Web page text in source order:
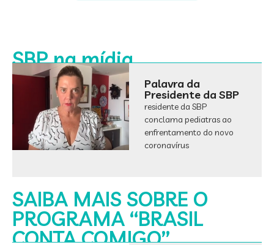
SBP na mídia
Palavra da
Presidente da SBP
residente da SBP
conclama pediatras ao
enfrentamento do novo
coronavírus
SAIBA MAIS SOBRE O
PROGRAMA “BRASIL
CONTA COMIGO”